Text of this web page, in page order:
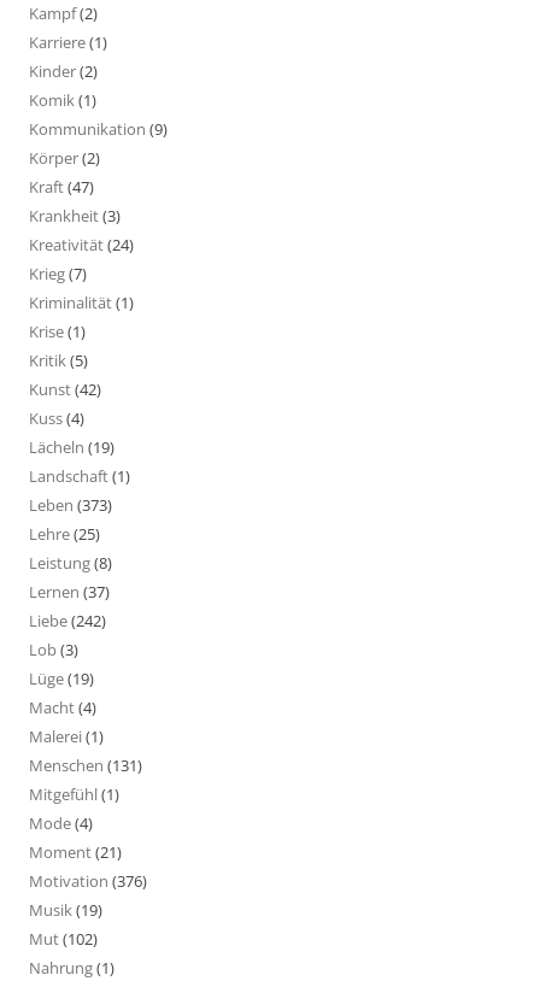
Kampf(2)
Karriere(1)
Kinder(2)
Komik(1)
Kommunikation (9)
Körper(2)
Kraft(47)
Krankheit(3)
Kreativität(24)
Krieg(7)
Kriminalität(1)
Krise(1)
Kritik(5)
Kunst(42)
Kuss(4)
Lächeln (19)
Landschaft(1)
Leben (373)
Lehre(25)
Leistung(8)
Lernen (37)
Liebe(242)
Lob(3)
Lüge(19)
Macht(4)
Malerei(1)
Menschen (131)
Mitgefühl(1)
Mode(4)
Moment(21)
Motivation (376)
Musik(19)
Mut(102)
Nahrung(1)